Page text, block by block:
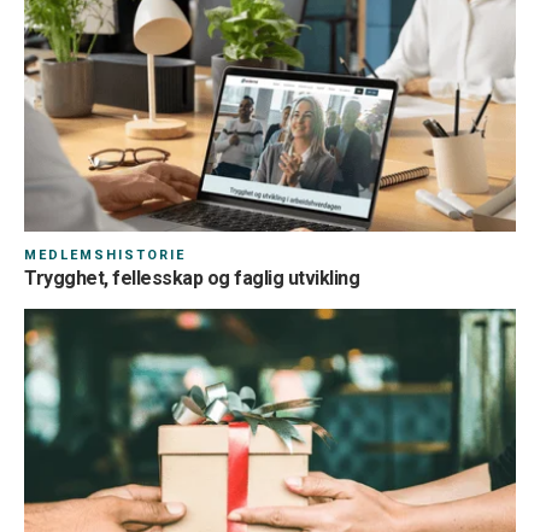
MEDLEMSHISTORIE
Trygghet, fellesskap og faglig utvikling